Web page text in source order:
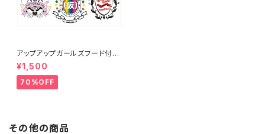
アップアップガールズフード付き
タオル
¥1,500
70%OFF
その他の商品